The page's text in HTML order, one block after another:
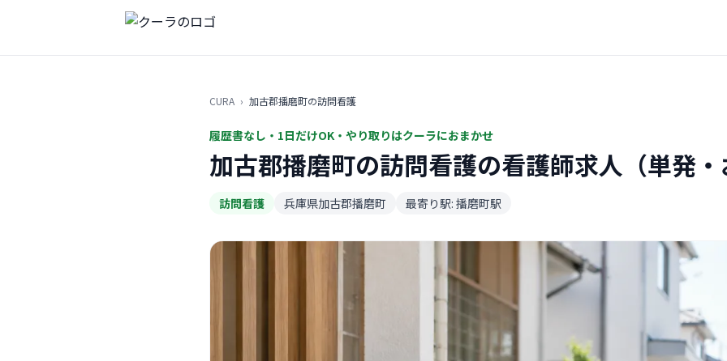
CURA › 加古郡播磨町の訪問看護
履歴書なし・1日だけOK・やり取りはクーラにおまかせ
加古郡播磨町の訪問看護の看護師求人（単発・
訪問看護 兵庫県加古郡播磨町 最寄り駅: 播磨町駅